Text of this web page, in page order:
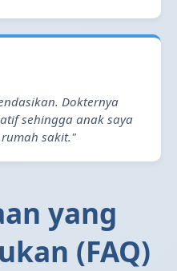
Dokternya
sehingga anak saya
sakit."
yang
(FAQ)